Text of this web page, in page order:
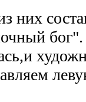
них
бог".